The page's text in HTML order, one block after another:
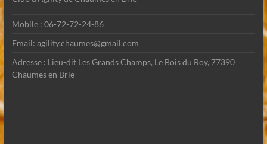
Mobile : 06-72-72-24-86
Email: agility.chaumes@gmail.com
Adresse : Lieu-dit Les Grands Champs, Le Bois du Roy, 77390
Chaumes en Brie